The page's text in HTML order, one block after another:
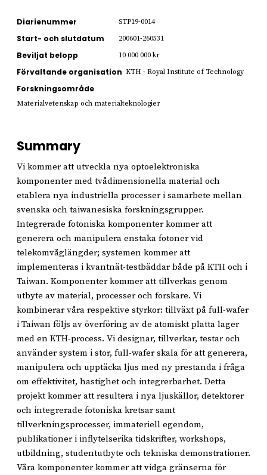
Diarienummer STP19-0014
Start- och slutdatum 200601-260531
Beviljat belopp 10 000 000 kr
Förvaltande organisation KTH - Royal Institute of Technology
Forskningsområde
Materialvetenskap och materialteknologier
Summary
Vi kommer att utveckla nya optoelektroniska
komponenter med tvådimensionella material och
etablera nya industriella processer i samarbete mellan
svenska och taiwanesiska forskningsgrupper.
Integrerade fotoniska komponenter kommer att
generera och manipulera enstaka fotoner vid
telekomvåglängder; systemen kommer att
implementeras i kvantnät-testbäddar både på KTH och i
Taiwan. Komponenter kommer att tillverkas genom
utbyte av material, processer och forskare. Vi
kombinerar våra respektive styrkor: tillväxt på full-wafer
i Taiwan följs av överföring av de atomiskt platta lager
med en KTH-process. Vi designar, tillverkar, testar och
använder system i stor, full-wafer skala för att generera,
manipulera och upptäcka ljus med ny prestanda i fråga
om effektivitet, hastighet och integrerbarhet. Detta
projekt kommer att resultera i nya ljuskällor, detektorer
och integrerade fotoniska kretsar samt
tillverkningsprocesser, immateriell egendom,
publikationer i inflytelserika tidskrifter, workshops,
utbildning, studentutbyte och tekniska demonstrationer.
Våra komponenter kommer att vidga gränserna för